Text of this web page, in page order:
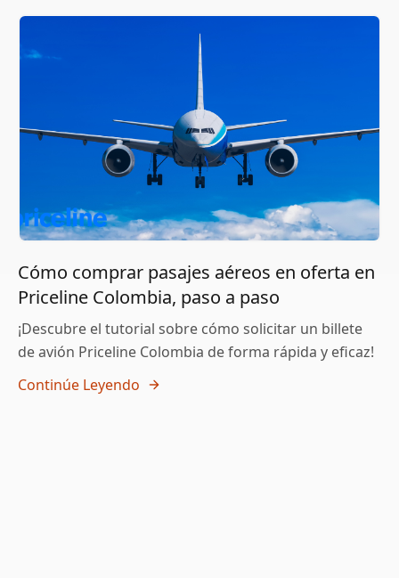
Cómo comprar pasajes aéreos en oferta en
Priceline Colombia, paso a paso
¡Descubre el tutorial sobre cómo solicitar un billete
de avión Priceline Colombia de forma rápida y eficaz!
Continúe Leyendo